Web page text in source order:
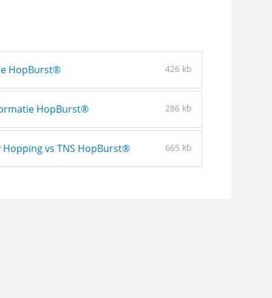
HopBurst® 426 kb
HopBurst® 286 kb
vs TNS HopBurst® 665 kb